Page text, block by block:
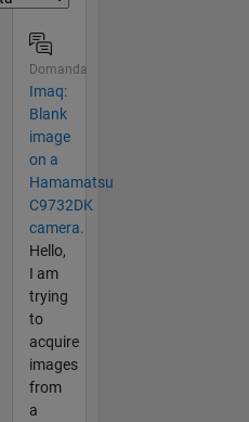
Domanda
Imaq:
Blank
image
on a
Hamamatsu
C9732DK
camera.
Hello,
I am
trying
to
acquire
images
from
a